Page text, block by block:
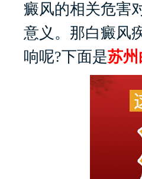
癜风的相关危害
意义。那白癜风
响呢?下面是苏